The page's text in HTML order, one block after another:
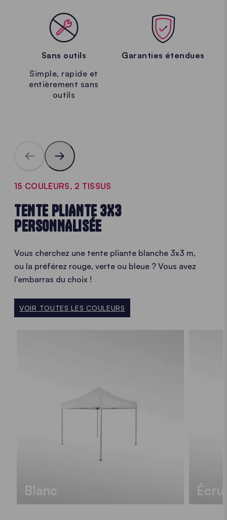
Sans outils
Simple, rapide et
entièrement sans
outils
Garanties étendues
15 COULEURS, 2 TISSUS
TENTE PLIANTE 3X3
PERSONNALISÉE
Vous cherchez une tente pliante blanche 3x3 m,
ou la préférez rouge, verte ou bleue ? Vous avez
l'embarras du choix !
VOIR TOUTES LES COULEURS
Blanc Écru
votre